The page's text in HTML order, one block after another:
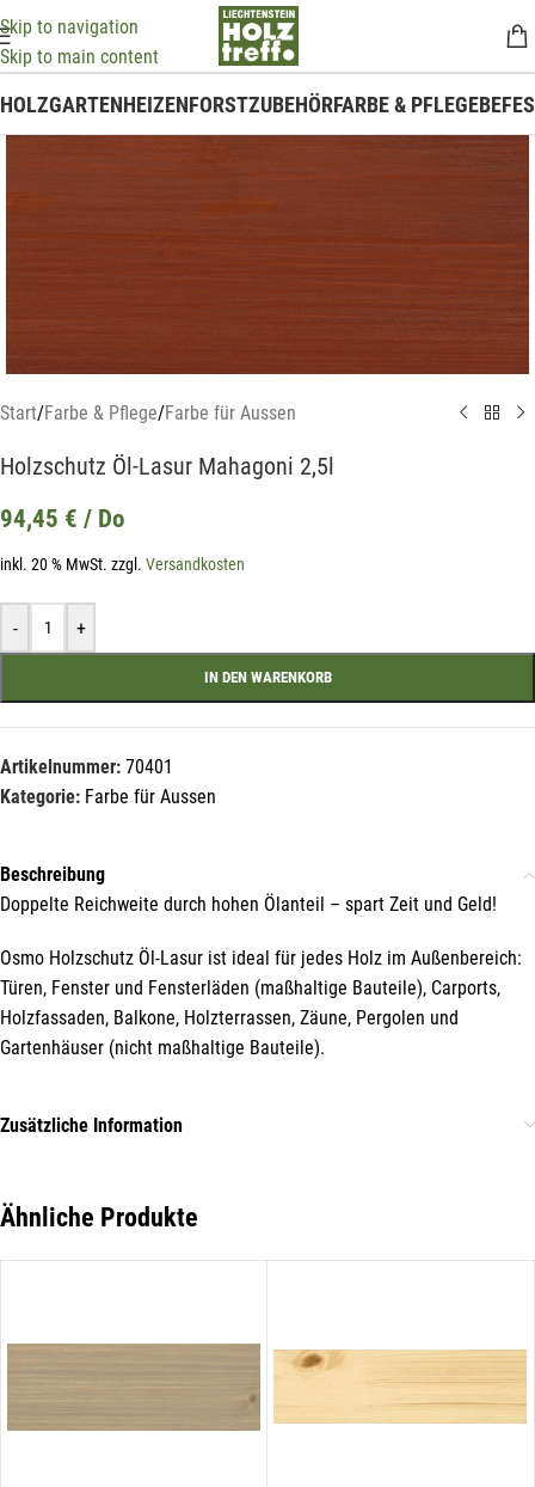
Skip to navigation
Skip to main content
HOLZGARTENHEIZENFORSTZUBEHÖRFARBE & PFLEGE
Start/Farbe & Pflege/Farbe für Aussen
Holzschutz Öl-Lasur Mahagoni 2,5l
94,45 € / Do
inkl. 20 % MwSt. zzgl. Versandkosten
- +
IN DEN WARENKORB
Artikelnummer: 70401
Kategorie: Farbe für Aussen
Beschreibung
Doppelte Reichweite durch hohen Ölanteil – spart Zeit und Geld!
Osmo Holzschutz Öl-Lasur ist ideal für jedes Holz im Außenbereich:
Türen, Fenster und Fensterläden (maßhaltige Bauteile), Carports,
Holzfassaden, Balkone, Holzterrassen, Zäune, Pergolen und
Gartenhäuser (nicht maßhaltige Bauteile).
Zusätzliche Information
Ähnliche Produkte
Mit unserem Newsletter sind Sie
immer top-informiert über
Veranstaltungen und Aktionen
unseres Unternehmens.
Liechtenstein Holztreff GmbH im Einklang mit der
Datenschutzerklärung verwendet werden. Diese Einwilligung ist
freiwillig und kann jederzeit mit Wirkung für die Zukunft gegenüber
der Liechtenstein Holztreff GmbH unter
info@holztreff.at